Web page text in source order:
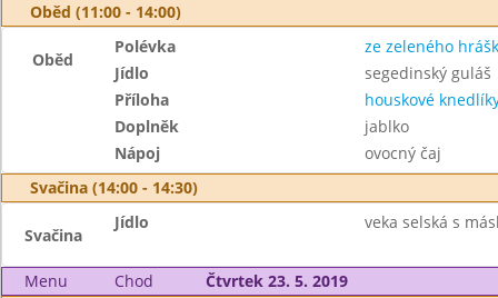
Oběd (11:00 - 14:00)
Oběd
Polévka
ze zeleného
Jídlo
segedinský guláš
Příloha
houskové
Doplněk
jablko
Nápoj
ovocný čaj
Svačina (14:00 - 14:30)
Svačina
Jídlo veka selská s
Menu Chod
Čtvrtek 23. 5. 2019